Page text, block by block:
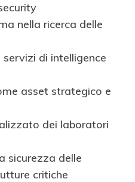
nella ricerca delle
di intelligence
asset strategico e
dei laboratori
sicurezza delle
critiche